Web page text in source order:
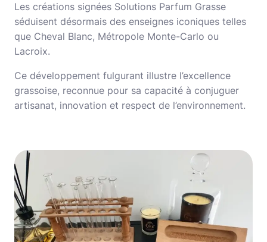
Les créations signées Solutions Parfum Grasse
séduisent désormais des enseignes iconiques telles
que Cheval Blanc, Métropole Monte-Carlo ou
Lacroix.
Ce développement fulgurant illustre l’excellence
grassoise, reconnue pour sa capacité à conjuguer
artisanat, innovation et respect de l’environnement.